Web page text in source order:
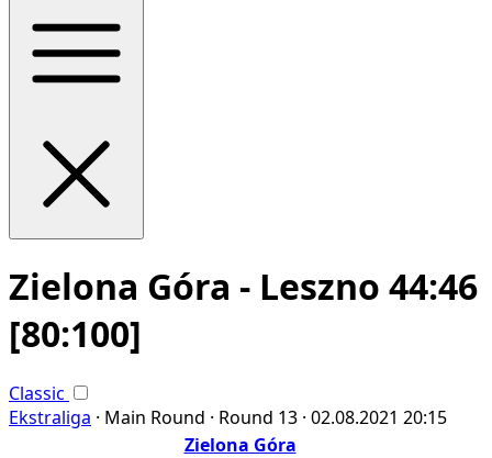
Zielona Góra - Leszno 44:46
[80:100]
Classic
Ekstraliga · Main Round · Round 13 · 02.08.2021 20:15
Zielona Góra